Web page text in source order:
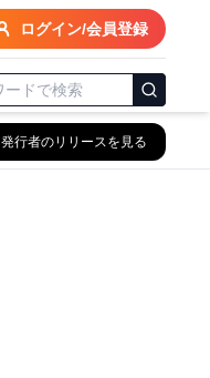
ログイン/会員登録
発行者のリリースを見る